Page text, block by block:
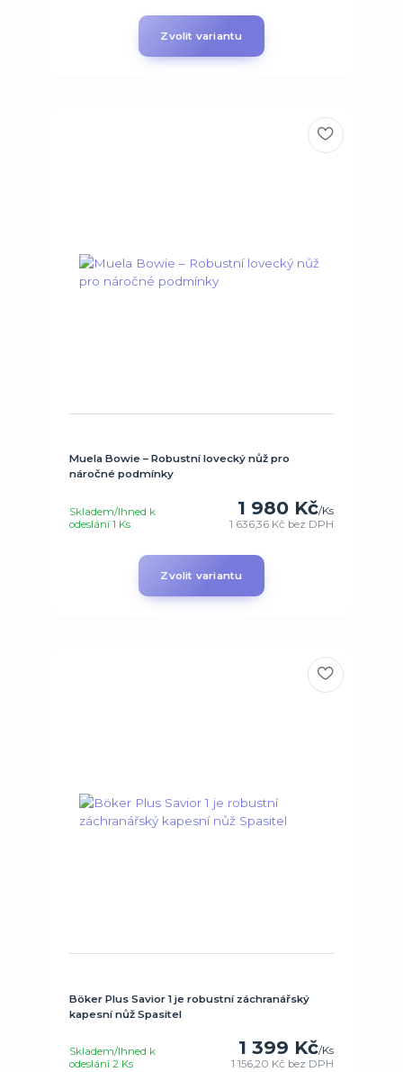
Zvolit variantu
Muela Bowie – Robustní lovecký nůž pro
náročné podmínky
1 980 Kč/Ks
1 636,36 Kč bez DPH
Skladem/Ihned k
odeslání 1 Ks
Zvolit variantu
Böker Plus Savior 1 je robustní záchranářský
kapesní nůž Spasitel
1 399 Kč/Ks
1 156,20 Kč bez DPH
Skladem/Ihned k
odeslání 2 Ks